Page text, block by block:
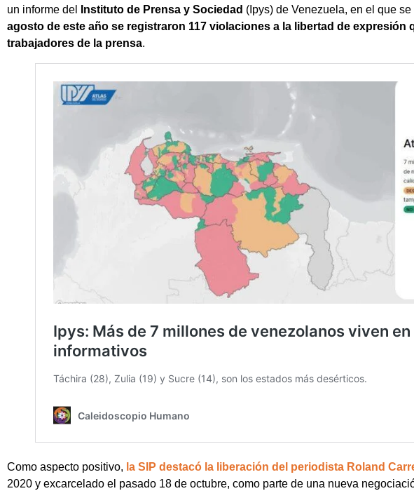
un informe del
Instituto de Prensa y Sociedad (Ipys) de Venezuela, en el que
agosto de este año se registraron 117 violaciones a la libertad de expresión
trabajadores de la prensa.
Como aspecto positivo, la SIP destacó la liberación del periodista Roland
2020 y excarcelado el pasado 18 de octubre, como parte de una nueva